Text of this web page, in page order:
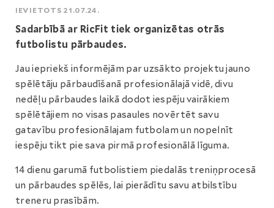
IEVIETOTS 21.07.24.
Sadarbībā ar RicFit tiek organizētas otrās
futbolistu pārbaudes.
Jau iepriekš informējām par uzsākto projektu jauno
spēlētāju pārbaudīšanā profesionālajā vidē, divu
nedēļu pārbaudes laikā dodot iespēju vairākiem
spēlētājiem no visas pasaules novērtēt savu
gatavību profesionālajam futbolam un nopelnīt
iespēju tikt pie sava pirmā profesionālā līguma.
14 dienu garumā futbolistiem piedalās treniņprocesā
un pārbaudes spēlēs, lai pierādītu savu atbilstību
treneru prasībām.